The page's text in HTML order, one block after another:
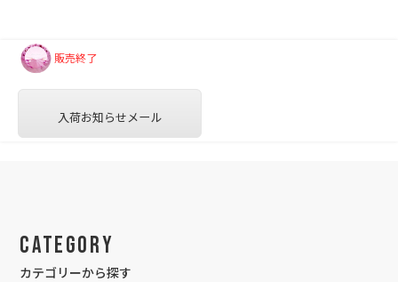
販売終了
入荷お知らせメール
Category
カテゴリーから探す